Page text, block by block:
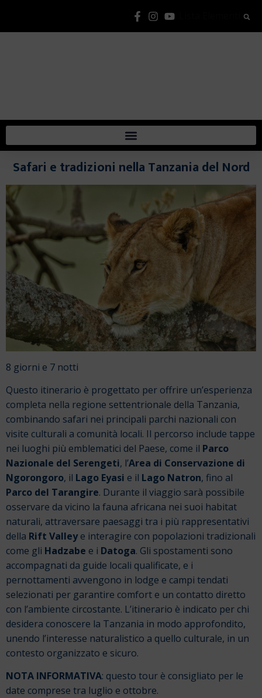
Safari e tradizioni nella Tanzania del Nord
8 giorni e 7 notti
Questo itinerario è progettato per offrire un’esperienza
completa nella regione settentrionale della Tanzania,
combinando safari nei principali parchi nazionali con
visite culturali a comunità locali. Il percorso include tappe
nei luoghi più emblematici del Paese, come il Parco
Nazionale del Serengeti, l’Area di Conservazione di
Ngorongoro, il Lago Eyasi e il Lago Natron, fino al
Parco del Tarangire. Durante il viaggio sarà possibile
osservare da vicino la fauna africana nei suoi habitat
naturali, attraversare paesaggi tra i più rappresentativi
della Rift Valleye interagire con popolazioni tradizionali
come gli Hadzabe e i Datoga. Gli spostamenti sono
accompagnati da guide locali qualificate, e i
pernottamenti avvengono in lodge e campi tendati
selezionati per garantire comfort e un contatto diretto
con l’ambiente circostante. L’itinerario è indicato per chi
desidera conoscere la Tanzania in modo approfondito,
unendo l’interesse naturalistico a quello culturale, in un
contesto organizzato e sicuro.
NOTA INFORMATIVA: questo tour è consigliato per le
date comprese tra luglio e ottobre.